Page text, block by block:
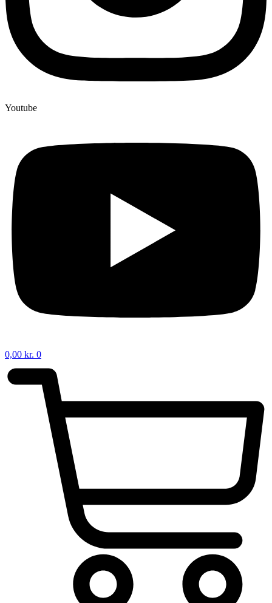
Youtube
0,00 kr. 0